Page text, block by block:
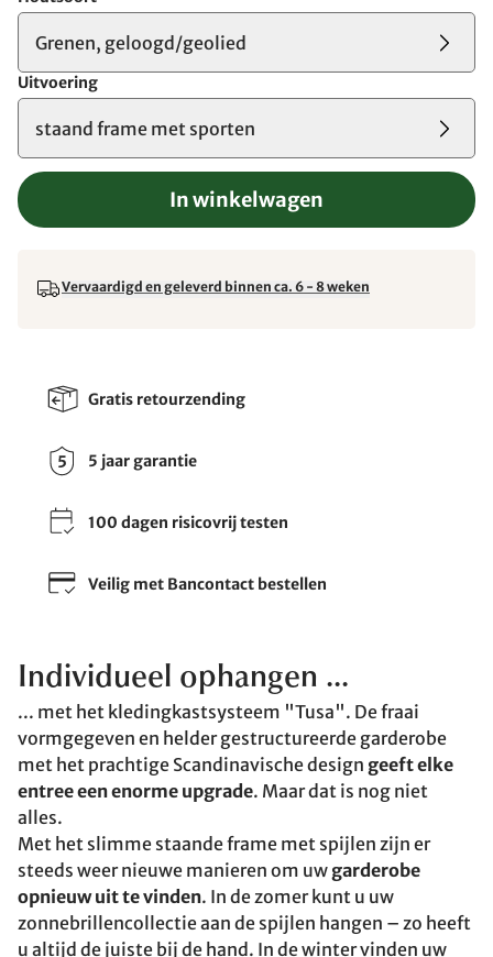
Grenen, geloogd/geolied
Uitvoering
staand frame met sporten
In winkelwagen
Vervaardigd en geleverd binnen ca. 6 - 8 weken
Gratis retourzending
5 jaar garantie
100 dagen risicovrij testen
Veilig met Bancontact bestellen
Individueel ophangen ...
... met het kledingkastsysteem "Tusa". De fraai
vormgegeven en helder gestructureerde garderobe
met het prachtige Scandinavische design geeft elke
entree een enorme upgrade. Maar dat is nog niet
alles.
Met het slimme staande frame met spijlen zijn er
steeds weer nieuwe manieren om uw garderobe
opnieuw uit te vinden. In de zomer kunt u uw
zonnebrillencollectie aan de spijlen hangen – zo heeft
u altijd de juiste bij de hand. In de winter vinden uw